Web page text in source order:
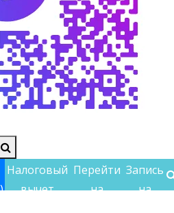
Налоговый
вычет
Перейти
на
Запись
на